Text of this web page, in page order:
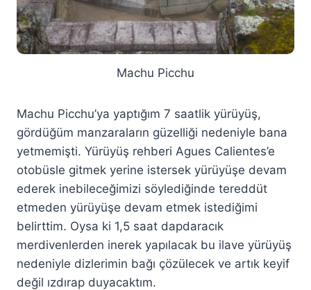
Machu Picchu
Machu Picchu’ya yaptığım 7 saatlik yürüyüş,
gördüğüm manzaraların güzelliği nedeniyle bana
yetmemişti. Yürüyüş rehberi Agues Calientes’e
otobüsle gitmek yerine istersek yürüyüşe devam
ederek inebileceğimizi söylediğinde tereddüt
etmeden yürüyüşe devam etmek istediğimi
belirttim. Oysa ki 1,5 saat dapdaracık
merdivenlerden inerek yapılacak bu ilave yürüyüş
nedeniyle dizlerimin bağı çözülecek ve artık keyif
değil ızdırap duyacaktım.